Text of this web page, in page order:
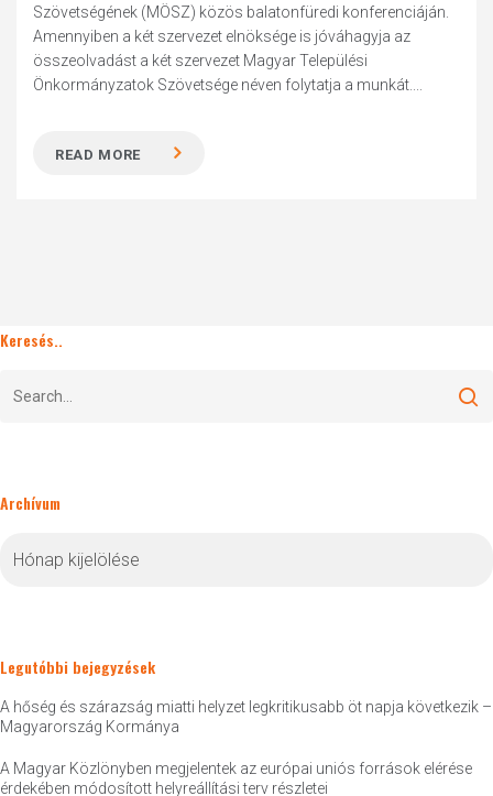
Szövetségének (MÖSZ) közös balatonfüredi konferenciáján.
Amennyiben a két szervezet elnöksége is jóváhagyja az
összeolvadást a két szervezet Magyar Települési
Önkormányzatok Szövetsége néven folytatja a munkát....
READ MORE
Keresés..
Archívum
Legutóbbi bejegyzések
A hőség és szárazság miatti helyzet legkritikusabb öt napja következik –
Magyarország Kormánya
A Magyar Közlönyben megjelentek az európai uniós források elérése
érdekében módosított helyreállítási terv részletei